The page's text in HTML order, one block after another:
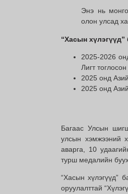
Энэ нь
олон улсад
“Хасын хүлэгүүд”
2025-2026
Лигт
2025 онд
2025 онд
Багаас Улсын
улсын хэмжээний
аварга, 10
турш медалийн
“Хасын хүлэгүүд”
оруулалттай